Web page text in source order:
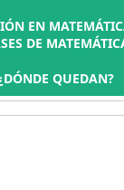
EN
DE
QUEDAN?